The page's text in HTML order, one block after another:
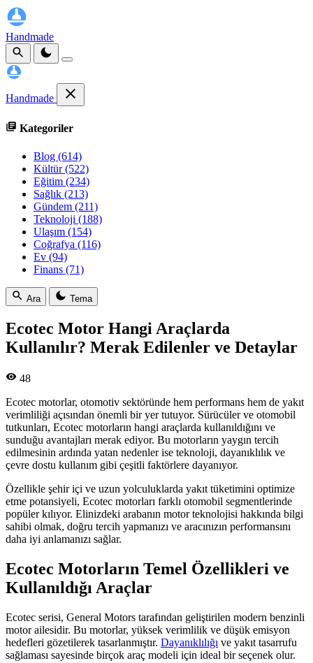
Handmade
Handmade
Kategoriler
Blog (614)
Kültür(522)
Eğitim (234)
Sağlık (213)
Gündem (211)
Teknoloji (188)
Ulaşım (154)
Coğrafya (116)
Ev (94)
Finans (71)
Ara Tema
Ecotec Motor Hangi Araçlarda
Kullanılır? Merak Edilenler ve Detaylar
48
Ecotec motorlar, otomotiv sektöründe hem performans hem de yakıt
verimliliği açısından önemli bir yer tutuyor. Sürücüler ve otomobil
tutkunları, Ecotec motorların hangi araçlarda kullanıldığını ve
sunduğu avantajları merak ediyor. Bu motorların yaygın tercih
edilmesinin ardında yatan nedenler ise teknoloji, dayanıklılık ve
çevre dostu kullanım gibi çeşitli faktörlere dayanıyor.
Özellikle şehir içi ve uzun yolculuklarda yakıt tüketimini optimize
etme potansiyeli, Ecotec motorları farklı otomobil segmentlerinde
popüler kılıyor. Elinizdeki arabanın motor teknolojisi hakkında bilgi
sahibi olmak, doğru tercih yapmanızı ve aracınızın performansını
daha iyi anlamanızı sağlar.
Ecotec Motorların Temel Özellikleri ve
Kullanıldığı Araçlar
Ecotec serisi, General Motors tarafından geliştirilen modern benzinli
motor ailesidir. Bu motorlar, yüksek verimlilik ve düşük emisyon
hedefleri gözetilerek tasarlanmıştır. Dayanıklılığı ve yakıt tasarrufu
sağlaması sayesinde birçok araç modeli için ideal bir seçenek olur.